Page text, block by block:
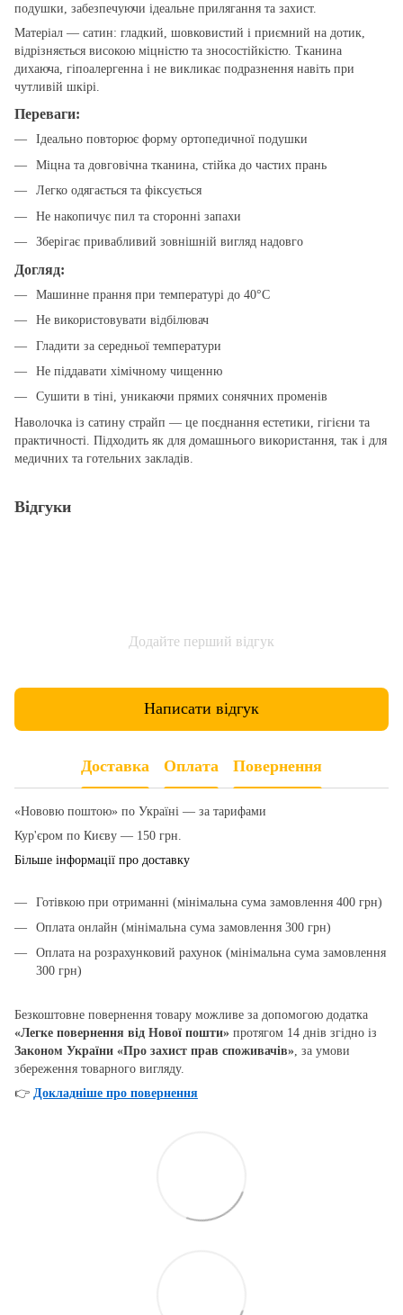
подушки, забезпечуючи ідеальне прилягання та захист.
Матеріал — сатин: гладкий, шовковистий і приємний на дотик,
відрізняється високою міцністю та зносостійкістю. Тканина
дихаюча, гіпоалергенна і не викликає подразнення навіть при
чутливій шкірі.
Переваги:
Ідеально повторює форму ортопедичної подушки
Міцна та довговічна тканина, стійка до частих прань
Легко одягається та фіксується
Не накопичує пил та сторонні запахи
Зберігає привабливий зовнішній вигляд надовго
Догляд:
Машинне прання при температурі до 40°C
Не використовувати відбілювач
Гладити за середньої температури
Не піддавати хімічному чищенню
Сушити в тіні, уникаючи прямих сонячних променів
Наволочка із сатину страйп — це поєднання естетики, гігієни та
практичності. Підходить як для домашнього використання, так і для
медичних та готельних закладів.
Відгуки
Додайте перший відгук
Написати відгук
Доставка Оплата Повернення
«Нововю поштою» по Україні — за тарифами
Кур'єром по Києву — 150 грн.
Більше інформації про доставку
Готівкою при отриманні (мінімальна сума замовлення 400 грн)
Оплата онлайн (мінімальна сума замовлення 300 грн)
Оплата на розрахунковий рахунок (мінімальна сума замовлення
300 грн)
Безкоштовне повернення товару можливе за допомогою додатка
«Легке повернення від Нової пошти» протягом 14 днів згідно із
Законом України «Про захист прав споживачів» , за умови
збереження товарного вигляду.
👉 Докладніше про повернення